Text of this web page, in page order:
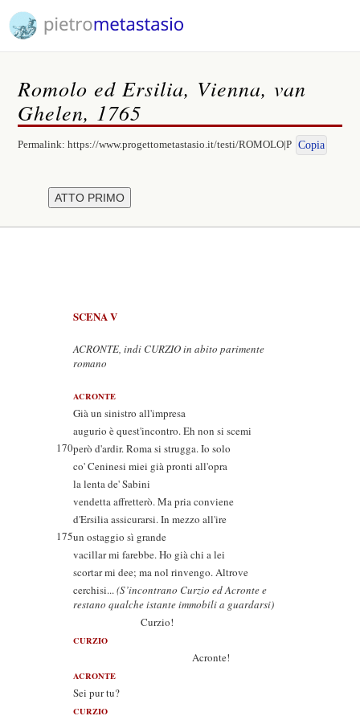
Romolo ed Ersilia, Vienna, van
Ghelen, 1765
Permalink:https://www.progettometastasio.it/testi/ROMOLO|P Copia
SCENA V
ACRONTE, indi CURZIO in abito parimente
romano
ACRONTE
Già un sinistro all'impresa
augurio è quest'incontro. Eh non si scemi
170però d'ardir. Roma si strugga. Io solo
co' Ceninesi miei già pronti all'opra
la lenta de' Sabini
vendetta affretterò. Ma pria conviene
d'Ersilia assicurarsi. In mezzo all'ire
175un ostaggio sì grande
vacillar mi farebbe. Ho già chi a lei
scortar mi dee; ma nol rinvengo. Altrove
cerchisi...(S’incontrano Curzio ed Acronte e
restano qualche istante immobili a guardarsi)
Curzio!
CURZIO
Acronte!
ACRONTE
Sei pur tu?
CURZIO